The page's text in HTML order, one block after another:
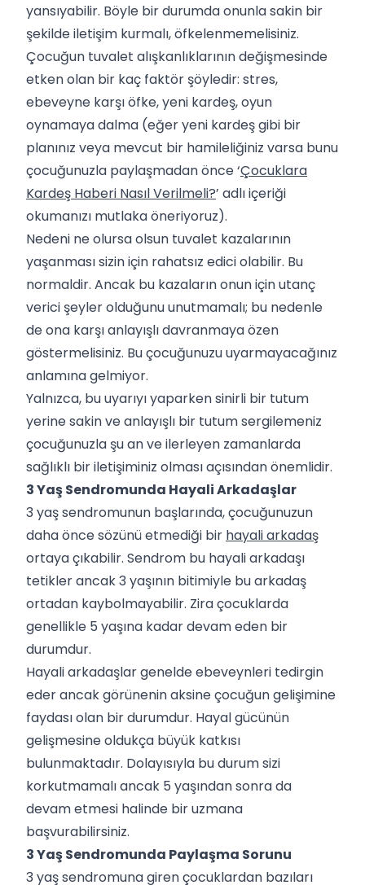
yansıyabilir. Böyle bir durumda onunla sakin bir
şekilde iletişim kurmalı, öfkelenmemelisiniz.
Çocuğun tuvalet alışkanlıklarının değişmesinde
etken olan bir kaç faktör şöyledir: stres,
ebeveyne karşı öfke, yeni kardeş, oyun
oynamaya dalma (eğer yeni kardeş gibi bir
planınız veya mevcut bir hamileliğiniz varsa bunu
çocuğunuzla paylaşmadan önce ‘Çocuklara
Kardeş Haberi Nasıl Verilmeli?’ adlı içeriği
okumanızı mutlaka öneriyoruz).
Nedeni ne olursa olsun tuvalet kazalarının
yaşanması sizin için rahatsız edici olabilir. Bu
normaldir. Ancak bu kazaların onun için utanç
verici şeyler olduğunu unutmamalı; bu nedenle
de ona karşı anlayışlı davranmaya özen
göstermelisiniz. Bu çocuğunuzu uyarmayacağınız
anlamına gelmiyor.
Yalnızca, bu uyarıyı yaparken sinirli bir tutum
yerine sakin ve anlayışlı bir tutum sergilemeniz
çocuğunuzla şu an ve ilerleyen zamanlarda
sağlıklı bir iletişiminiz olması açısından önemlidir.
3 Yaş Sendromunda Hayali Arkadaşlar
3 yaş sendromunun başlarında, çocuğunuzun
daha önce sözünü etmediği bir hayali arkadaş
ortaya çıkabilir. Sendrom bu hayali arkadaşı
tetikler ancak 3 yaşının bitimiyle bu arkadaş
ortadan kaybolmayabilir. Zira çocuklarda
genellikle 5 yaşına kadar devam eden bir
durumdur.
Hayali arkadaşlar genelde ebeveynleri tedirgin
eder ancak görünenin aksine çocuğun gelişimine
faydası olan bir durumdur. Hayal gücünün
gelişmesine oldukça büyük katkısı
bulunmaktadır. Dolayısıyla bu durum sizi
korkutmamalı ancak 5 yaşından sonra da
devam etmesi halinde bir uzmana
başvurabilirsiniz.
3 Yaş Sendromunda Paylaşma Sorunu
3 yaş sendromuna giren çocuklardan bazıları